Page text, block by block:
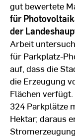
gut bewertete
für
der
Arbeit
für Parkplatz-
auf, dass die
die Erzeugung
Flächen
324 Parkplätze
Hektar; daraus